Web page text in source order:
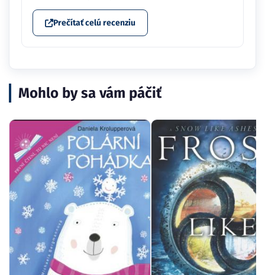
Prečítať celú recenziu
Mohlo by sa vám páčiť